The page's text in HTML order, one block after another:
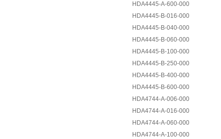
HDA4445-A-600-000
HDA4445-B-016-000
HDA4445-B-040-000
HDA4445-B-060-000
HDA4445-B-100-000
HDA4445-B-250-000
HDA4445-B-400-000
HDA4445-B-600-000
HDA4744-A-006-000
HDA4744-A-016-000
HDA4744-A-060-000
HDA4744-A-100-000